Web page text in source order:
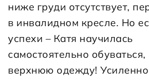
ниже груди отсутствует,
в инвалидном кресле. Но
успехи – Катя научилась
самостоятельно обуваться,
верхнюю одежду! Усиленно